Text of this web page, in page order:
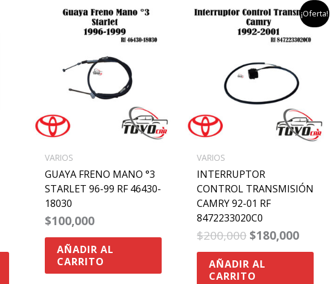
VARIOS
GUAYA FRENO MANO °3
STARLET 96-99 RF 46430-
18030
$100,000
AÑADIR AL
CARRITO
¡Oferta!
VARIOS
INTERRUPTOR
CONTROL TRANSMISIÓN
CAMRY 92-01 RF
8472233020C0
$200,000
el
precio
original
era:
$180,000
el
precio
actual
es:
AÑADIR AL
CARRITO